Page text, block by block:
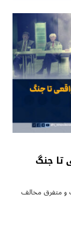
تا جنگ
و متفرق مخالف